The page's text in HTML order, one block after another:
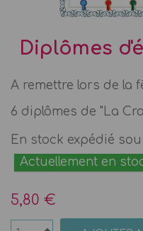
Diplômes
A remettre lors de la
6 diplômes de "La
En stock expédié
Actuellement en
5,80 €